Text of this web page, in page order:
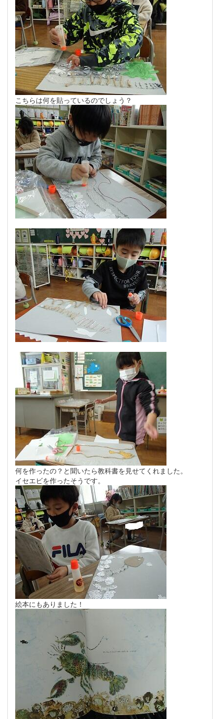
こちらは何を貼っているのでしょう？
何を作ったの？と聞いたら教科書を見せてくれました。
イセエビを作ったそうです。
絵本にもありました！